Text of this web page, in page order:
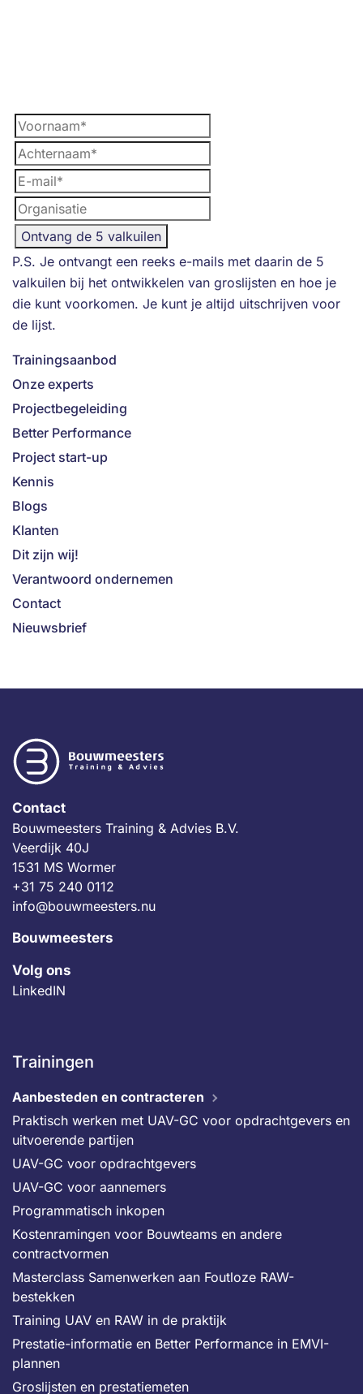
P.S. Je ontvangt een reeks e-mails met daarin de 5
valkuilen bij het ontwikkelen van groslijsten en hoe je
die kunt voorkomen. Je kunt je altijd uitschrijven voor
de lijst.
Trainingsaanbod
Onze experts
Projectbegeleiding
Better Performance
Project start-up
Kennis
Blogs
Klanten
Dit zijn wij!
Verantwoord ondernemen
Contact
Nieuwsbrief
Contact
Bouwmeesters Training & Advies B.V.
Veerdijk 40J
1531 MS Wormer
+31 75 240 0112
info@bouwmeesters.nu
Bouwmeesters
Volg ons
LinkedIN
Trainingen
Aanbesteden en contracteren
Praktisch werken met UAV-GC voor opdrachtgevers en
uitvoerende partijen
UAV-GC voor opdrachtgevers
UAV-GC voor aannemers
Programmatisch inkopen
Kostenramingen voor Bouwteams en andere
contractvormen
Masterclass Samenwerken aan Foutloze RAW-
bestekken
Training UAV en RAW in de praktijk
Prestatie-informatie en Better Performance in EMVI-
plannen
Groslijsten en prestatiemeten